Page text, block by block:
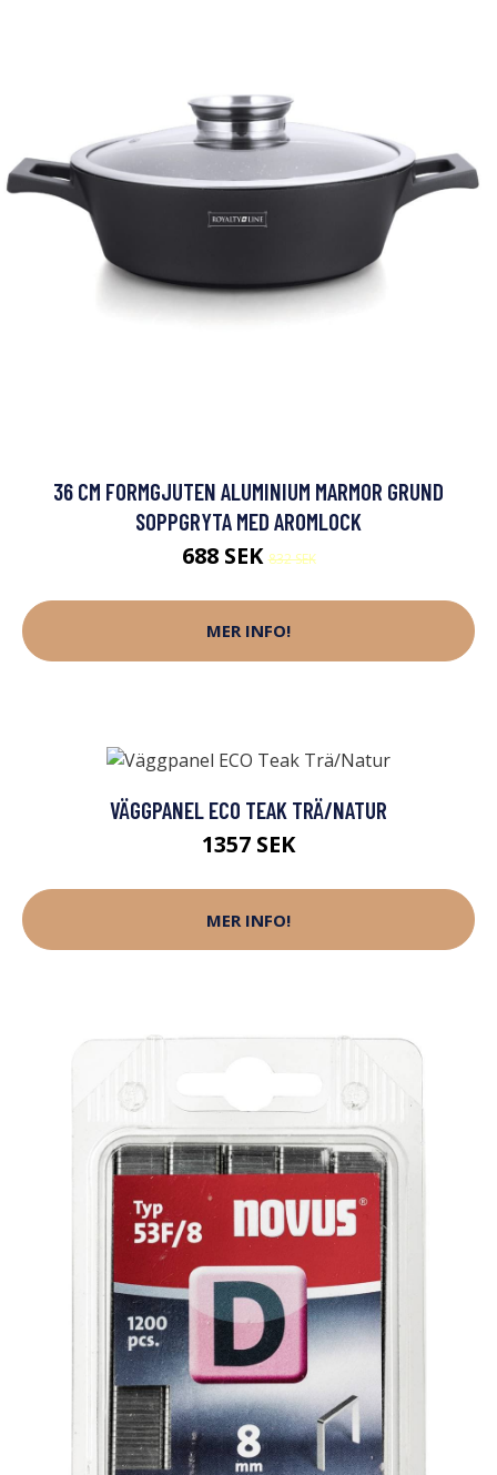
36 CM FORMGJUTEN ALUMINIUM MARMOR GRUND
SOPPGRYTA MED AROMLOCK
688 SEK832 SEK
MER INFO!
VÄGGPANEL ECO TEAK TRÄ/NATUR
1357 SEK
MER INFO!